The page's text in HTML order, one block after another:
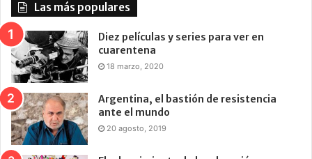
Las más populares
Diez películas y series para ver en
cuarentena
18 marzo, 2020
Argentina, el bastión de resistencia
ante el mundo
20 agosto, 2019